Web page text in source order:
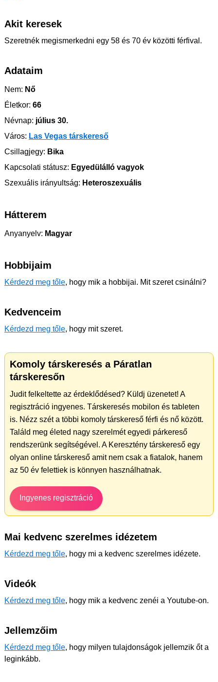
Akit keresek
Szeretnék megismerkedni egy 58 és 70 év közötti férfival.
Adataim
Nem: Nő
Életkor: 66
Névnap: július 30.
Város: Las Vegas társkereső
Csillagjegy: Bika
Kapcsolati státusz: Egyedülálló vagyok
Szexuális irányultság: Heteroszexuális
Hátterem
Anyanyelv: Magyar
Hobbijaim
Kérdezd meg tőle, hogy mik a hobbijai. Mit szeret csinálni?
Kedvenceim
Kérdezd meg tőle, hogy mit szeret.
Komoly társkeresés a Páratlan
társkeresőn
Judit felkeltette az érdeklődésed? Küldj üzenetet! A
regisztráció ingyenes. Társkeresés mobilon és tableten
is. Nézz szét a többi komoly társkereső férfi és nő között.
Találd meg életed nagy szerelmét egyedi párkereső
rendszerünk segítségével. A Keresztény társkereső egy
olyan online társkereső amit nem csak a fiatalok, hanem
az 50 év felettiek is könnyen használhatnak.
Ingyenes regisztráció
Mai kedvenc szerelmes idézetem
Kérdezd meg tőle, hogy mi a kedvenc szerelmes idézete.
Videók
Kérdezd meg tőle, hogy mik a kedvenc zenéi a Youtube-on.
Jellemzőim
Kérdezd meg tőle, hogy milyen tulajdonságok jellemzik őt a
leginkább.